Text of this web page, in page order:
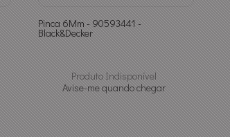
Pinca 6Mm - 90593441 -
Black&Decker
Produto Indisponível
Avise-me quando chegar